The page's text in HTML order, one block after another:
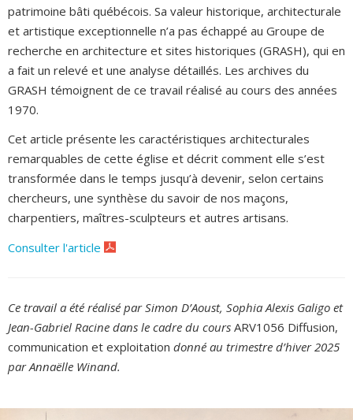
patrimoine bâti québécois. Sa valeur historique, architecturale
et artistique exceptionnelle n’a pas échappé au Groupe de
recherche en architecture et sites historiques (GRASH), qui en
a fait un relevé et une analyse détaillés. Les archives du
GRASH témoignent de ce travail réalisé au cours des années
1970.
Cet article présente les caractéristiques architecturales
remarquables de cette église et décrit comment elle s’est
transformée dans le temps jusqu’à devenir, selon certains
chercheurs, une synthèse du savoir de nos maçons,
charpentiers, maîtres-sculpteurs et autres artisans.
Consulter l'article
Ce travail a été réalisé par Simon D’Aoust, Sophia Alexis Galigo et
Jean-Gabriel Racine dans le cadre du cours ARV1056 Diffusion,
communication et exploitation donné au trimestre d’hiver 2025
par Annaëlle Winand.